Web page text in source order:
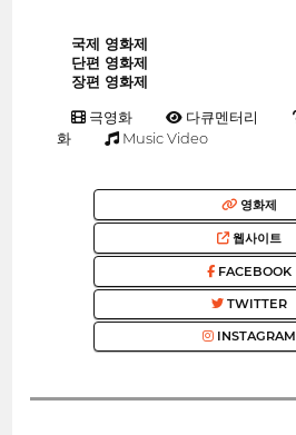
국제 영화제
단편 영화제
장편 영화제
극영화 다큐멘터리
화
Music Video
영화제
웹사이트
FACEBOOK
TWITTER
INSTAGRAM